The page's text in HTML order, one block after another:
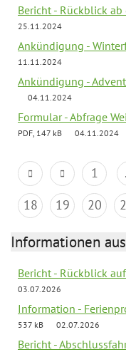
Bericht - Rückblick
25.11.2024
Ankündigung -
11.11.2024
Ankündigung -
04.11.2024
Formular - Abfrage
PDF, 147 kB 04.11.2024
1
18
19 20
Informationen
Bericht - Rückblick
03.07.2026
Information -
537 kB
02.07.2026
Bericht -